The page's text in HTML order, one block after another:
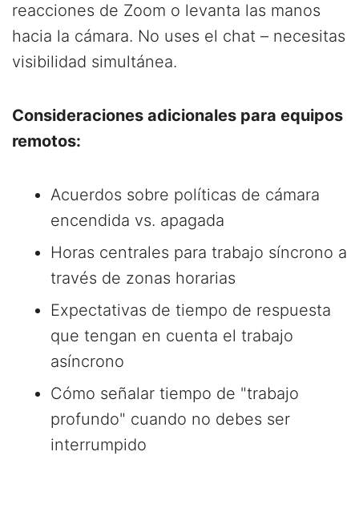
reacciones de Zoom o levanta las manos
hacia la cámara. No uses el chat – necesitas
visibilidad simultánea.
Consideraciones adicionales para equipos
remotos:
Acuerdos sobre políticas de cámara
encendida vs. apagada
Horas centrales para trabajo síncrono a
través de zonas horarias
Expectativas de tiempo de respuesta
que tengan en cuenta el trabajo
asíncrono
Cómo señalar tiempo de "trabajo
profundo" cuando no debes ser
interrumpido